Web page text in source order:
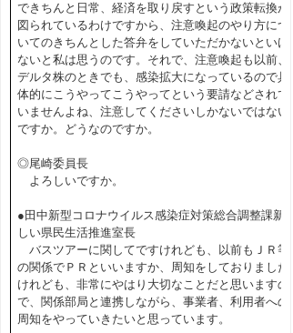
できちんと日常、経済を取り戻すという政策転換が
図られているわけですから、注意喚起のやり方につ
いてのきちんとした答弁をしていただかないといけ
ないと私は思うのです。それで、注意喚起も以前、
デルタ株のときでも、感染拡大になっているので具
体的にこうやってこうやってという要請などされて
いませんよね、注意してくださいしかないではない
ですか。どうなのですか。
◎尾崎委員長
よろしいですか。
●田中新型コロナウイルス感染症対策総合調整課新
しい県民生活推進室長
バスツアーに関してですけれども、以前もＪＲ等
の関係でＰＲといいますか、周知をしておりました
けれども、非常にやはり大切なことだと思いますの
で、関係部局と連携しながら、事業者、利用者への
周知をやっていきたいと思っています。